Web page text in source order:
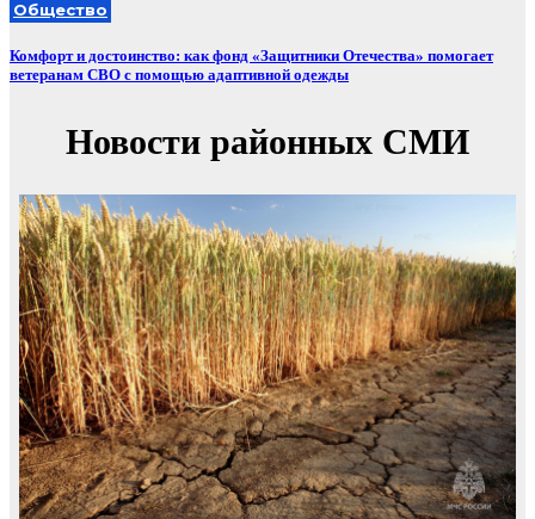
Общество
Комфорт и достоинство: как фонд «Защитники Отечества» помогает
ветеранам СВО с помощью адаптивной одежды